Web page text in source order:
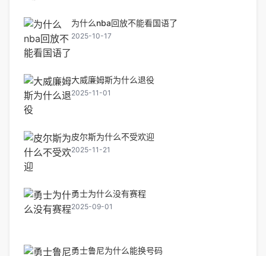
为什么nba回放不能看国语了
2025-10-17
大威廉姆斯为什么退役
2025-11-01
皮尔斯为什么不受欢迎
2025-11-21
勇士为什么没有赛程
2025-09-01
勇士鲁尼为什么能换号码